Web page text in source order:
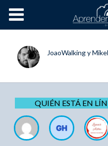
Cursos OnLine
JoaoWalkingyMikel
QUIÉN ESTÁ EN